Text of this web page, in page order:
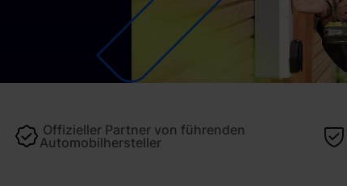
Offizieller Partner von führenden
Automobilhersteller